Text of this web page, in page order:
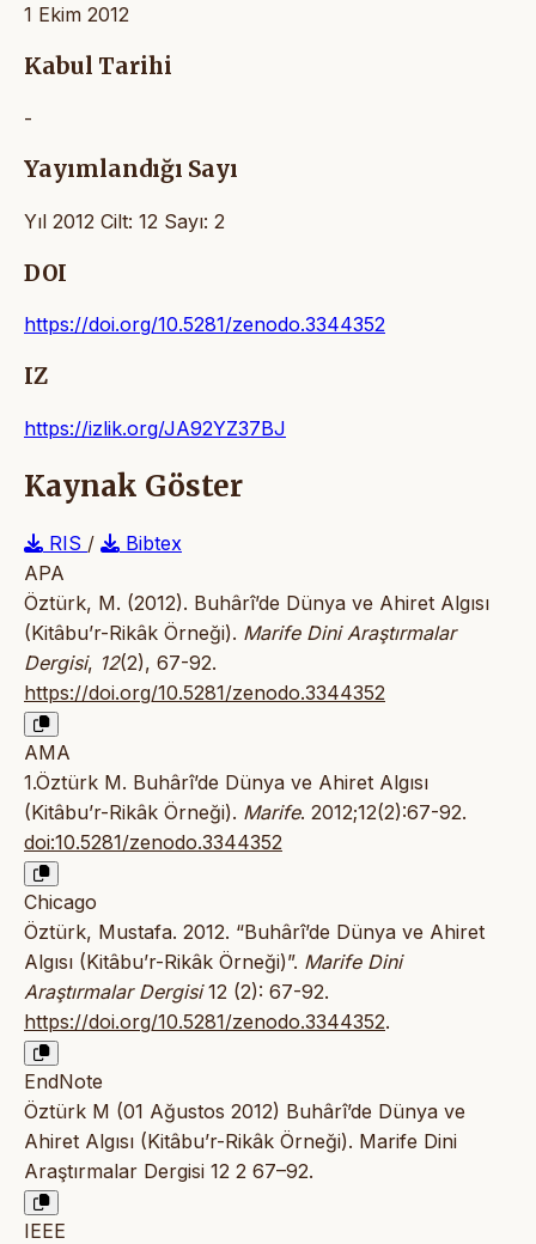
1 Ekim 2012
Kabul Tarihi
-
Yayımlandığı Sayı
Yıl 2012 Cilt: 12 Sayı: 2
DOI
https://doi.org/10.5281/zenodo.3344352
IZ
https://izlik.org/JA92YZ37BJ
Kaynak Göster
RIS /
Bibtex
APA
Öztürk, M. (2012). Buhârî’de Dünya ve Ahiret Algısı
(Kitâbu’r-Rikâk Örneği). Marife Dini Araştırmalar
Dergisi, 12(2), 67-92.
https://doi.org/10.5281/zenodo.3344352
AMA
1.Öztürk M. Buhârî’de Dünya ve Ahiret Algısı
(Kitâbu’r-Rikâk Örneği). Marife. 2012;12(2):67-92.
doi:10.5281/zenodo.3344352
Chicago
Öztürk, Mustafa. 2012. “Buhârî’de Dünya ve Ahiret
Algısı (Kitâbu’r-Rikâk Örneği)”. Marife Dini
Araştırmalar Dergisi12 (2): 67-92.
https://doi.org/10.5281/zenodo.3344352.
EndNote
Öztürk M (01 Ağustos 2012) Buhârî’de Dünya ve
Ahiret Algısı (Kitâbu’r-Rikâk Örneği). Marife Dini
Araştırmalar Dergisi 12 2 67–92.
IEEE